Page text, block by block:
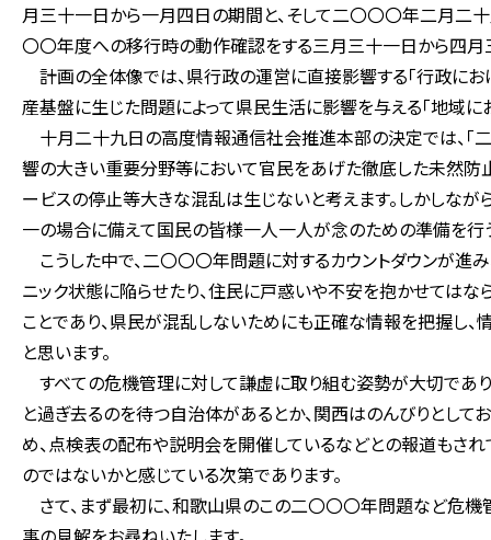
月三十一日から一月四日の期間と、そして二〇〇〇年二月二
〇〇年度への移行時の動作確認をする三月三十一日から四月
計画の全体像では、県行政の運営に直接影響する「行政にお
産基盤に生じた問題によって県民生活に影響を与える「地域に
十月二十九日の高度情報通信社会推進本部の決定では、「二
響の大きい重要分野等において官民をあげた徹底した未然防
ービスの停止等大きな混乱は生じないと考えます。しかしな
一の場合に備えて国民の皆様一人一人が念のための準備を行う
こうした中で、二〇〇〇年問題に対するカウントダウンが進
ニック状態に陥らせたり、住民に戸惑いや不安を抱かせてはな
ことであり、県民が混乱しないためにも正確な情報を把握し
と思います。
すべての危機管理に対して謙虚に取り組む姿勢が大切であ
と過ぎ去るのを待つ自治体があるとか、関西はのんびりとし
め、点検表の配布や説明会を開催しているなどとの報道もさ
のではないかと感じている次第であります。
さて、まず最初に、和歌山県のこの二〇〇〇年問題など危